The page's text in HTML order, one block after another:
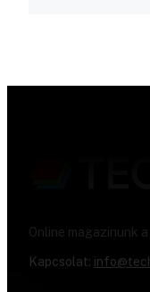
Online magazinunk
Kapcsolat: